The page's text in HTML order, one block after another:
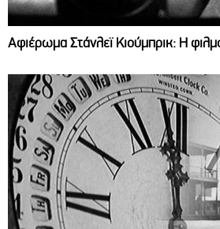
Αφιέρωμα Στάνλεϊ Κιούμπρικ: Η